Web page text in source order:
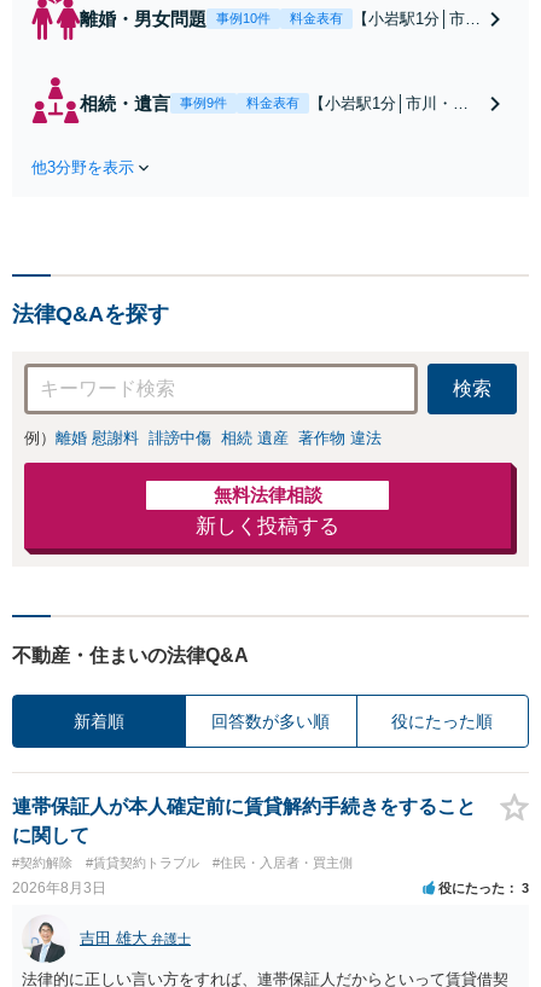
離婚・男女問題 事例10件 料金表有
【小岩駅1分│市
回避、裁判提起前
の和解、子の認知
相続・遺言 事例9件 料金表有
【小岩駅1分│市川・船
しい地域の皆さまも、
休日対応可】
他3分野を表示
法律Q&Aを探す
検索
例） 離婚 慰謝料 誹謗中傷 相続 遺産 著作物 違法
無料法律相談
新しく投稿する
不動産・住まいの法律Q&A
新着順 回答数が多い順 役にたった順
連帯保証人が本人確定前に賃貸解約手続きをすること
に関して
#契約解除 #賃貸契約トラブル #住民・入居者・買主側
2026年8月3日 役にたった 3
吉田 雄大 弁護士
法律的に正しい言い方をすれば、連帯保証人だからといって賃貸借契